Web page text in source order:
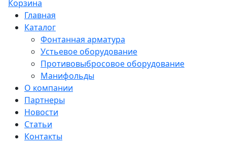
Корзина
Главная
Каталог
Фонтанная арматура
Устьевое оборудование
Противовыбросовое оборудование
Манифольды
О компании
Партнеры
Новости
Статьи
Контакты